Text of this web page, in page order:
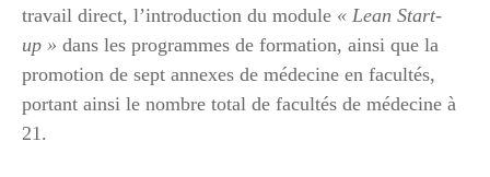
travail direct, l’introduction du module « Lean Start-
up » dans les programmes de formation, ainsi que la
promotion de sept annexes de médecine en facultés,
portant ainsi le nombre total de facultés de médecine à
21.